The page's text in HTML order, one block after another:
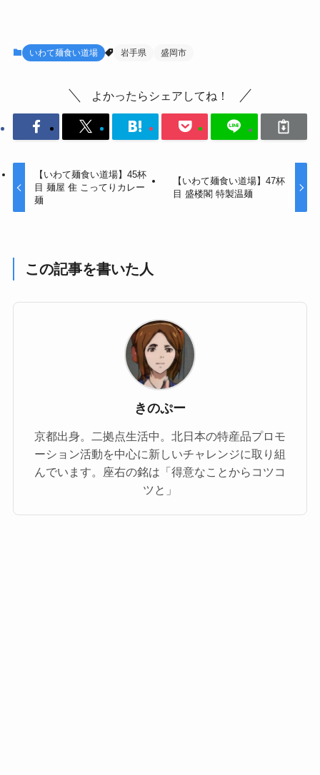
いわて麺食い道場 岩手県 盛岡市
よかったらシェアしてね！
【いわて麺食い道場】45杯
目 麺屋 隹 こってりカレー
麺
【いわて麺食い道場】47杯
目 盛楼閣 特製温麺
この記事を書いた人
きのぷー
京都出身。二拠点生活中。北日本の特産品プロモ
ーション活動を中心に新しいチャレンジに取り組
んでいます。座右の銘は「得意なことからコツコ
ツと」